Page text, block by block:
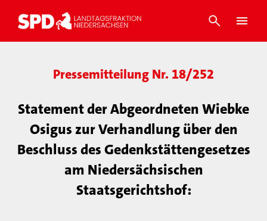
Pressemitteilung Nr. 18/252
Statement der Abgeordneten Wiebke
Osigus zur Verhandlung über den
Beschluss des Gedenkstättengesetzes
am Niedersächsischen
Staatsgerichtshof: